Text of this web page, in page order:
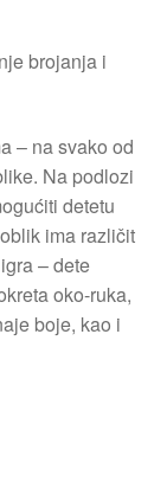
brojanja i
– na svako od
Na podlozi
detetu
ima različit
– dete
oko-ruka,
boje, kao i